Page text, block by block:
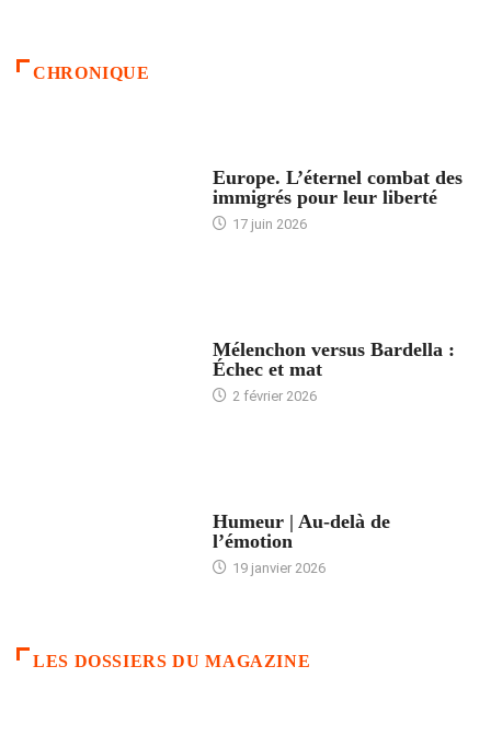
CHRONIQUE
Europe. L’éternel combat des
immigrés pour leur liberté
17 juin 2026
Mélenchon versus Bardella :
Échec et mat
2 février 2026
Humeur | Au-delà de
l’émotion
19 janvier 2026
LES DOSSIERS DU MAGAZINE